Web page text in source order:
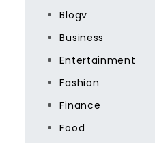
Blogv
Business
Entertainment
Fashion
Finance
Food